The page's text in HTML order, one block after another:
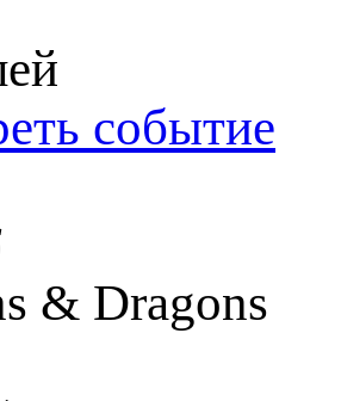
событие
& Dragons